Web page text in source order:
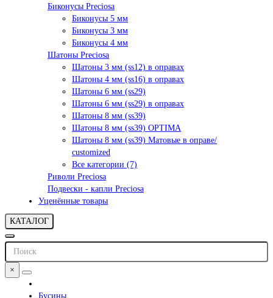
Биконусы Preciosa
Биконусы 5 мм
Биконусы 3 мм
Биконусы 4 мм
Шатоны Preciosa
Шатоны 3 мм (ss12) в оправах
Шатоны 4 мм (ss16) в оправах
Шатоны 6 мм (ss29)
Шатоны 6 мм (ss29) в оправах
Шатоны 8 мм (ss39)
Шатоны 8 мм (ss39) OPTIMA
Шатоны 8 мм (ss39) Матовые в оправе/
customized
Все категории (7)
Риволи Preciosa
Подвески - капли Preciosa
Уценённые товары
КАТАЛОГ
×
Бусины